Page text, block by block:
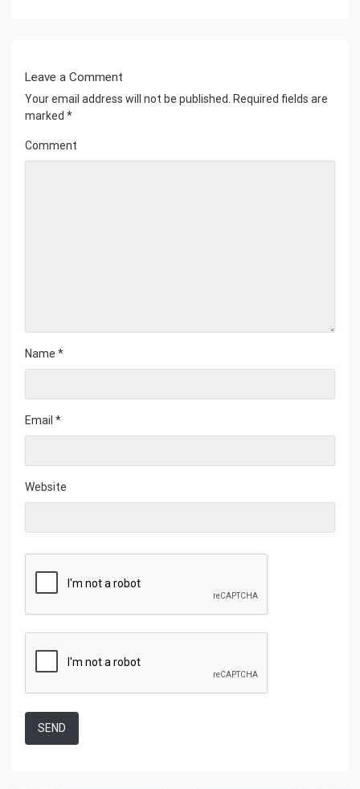
Leave a Comment
Your email address will not be published.
Required fields are
marked *
Comment
Name *
Email *
Website